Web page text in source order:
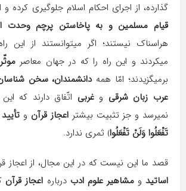
گذارده، از اجرای احکام اسلام جلوگیری کرده
قیام مسلمین و به پاخاستن پرچم وحدت
هراسناک نیستند؛ اگر می‎توانستند از این راه با اسلام
می‎کردند و این راه را که در جهان معاصر
برمی‎گزیدند؛ امّا همه
دانشمندان، سخن
عرب زبان شرقی وغربی اتّفاق دارند که این
نمی‎رسد و جز تثبیت بیشتر
اعجاز قرآن و
تَفْعَلُوا وَلَنْ تَفْعَلُوا﴾ ثمری ندارد.
قصد ما این نیست که در این مجال، از اعجاز
اساتیدومشاهیر علوم ادب درباره اعجاز قرآن